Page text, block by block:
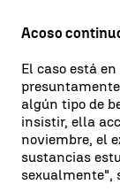
Acoso
El caso está
algún tipo de
insistir, ella
noviembre, el
sustancias
sexualmente",